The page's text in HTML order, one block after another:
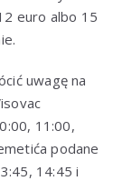
euro albo 15
uwagę na
11:00,
podane
14:45 i